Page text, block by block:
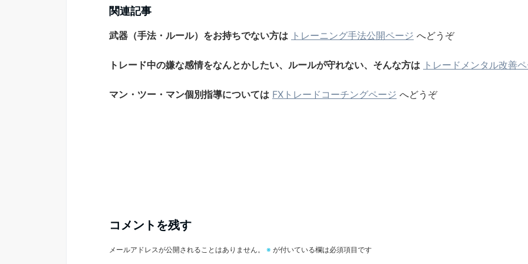
関連記事
武器（手法・ルール）をお持ちでない方は トレーニング手法公開ページ へどうぞ
トレード中の嫌な感情をなんとかしたい、ルールが守れない、そんな方は トレードメンタル改善
マン・ツー・マン個別指導については FXトレードコーチングページ へどうぞ
コメントを残す
メールアドレスが公開されることはありません。 ※ が付いている欄は必須項目です